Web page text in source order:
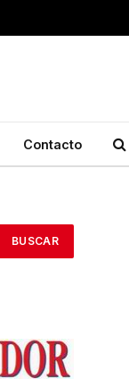
Contacto